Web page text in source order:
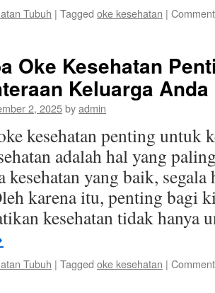
Tubuh | Tagged oke kesehatan |
Oke Kesehatan
Keluarga Anda
2, 2025byadmin
kesehatan penting untuk
adalah hal yang
kesehatan yang baik,
karena itu, penting bagi
kesehatan tidak
Tubuh | Tagged oke kesehatan |